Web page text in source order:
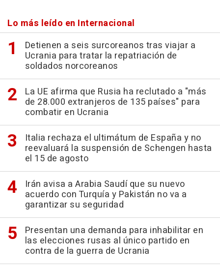
Lo más leído en Internacional
Detienen a seis surcoreanos tras viajar a
Ucrania para tratar la repatriación de
soldados norcoreanos
La UE afirma que Rusia ha reclutado a "más
de 28.000 extranjeros de 135 países" para
combatir en Ucrania
Italia rechaza el ultimátum de España y no
reevaluará la suspensión de Schengen hasta
el 15 de agosto
Irán avisa a Arabia Saudí que su nuevo
acuerdo con Turquía y Pakistán no va a
garantizar su seguridad
Presentan una demanda para inhabilitar en
las elecciones rusas al único partido en
contra de la guerra de Ucrania